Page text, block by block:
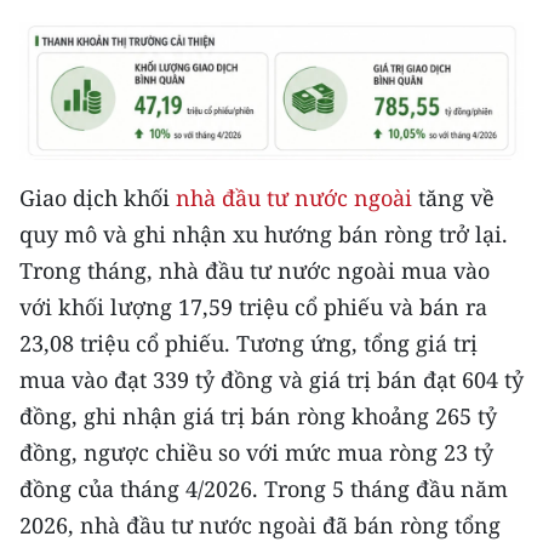
MỘT SẢN PHẨM
RADIO
MEDIA CENTER
E-Magazine
Video
Media Chính trị
Media Kinh tế
Media Văn hóa
Media Xã hội
Giao dịch khối nhà đầu tư nước ngoài tăng về
quy mô và ghi nhận xu hướng bán ròng trở lại.
Trong tháng, nhà đầu tư nước ngoài mua vào
với khối lượng 17,59 triệu cổ phiếu và bán ra
23,08 triệu cổ phiếu. Tương ứng, tổng giá trị
mua vào đạt 339 tỷ đồng và giá trị bán đạt 604 tỷ
đồng, ghi nhận giá trị bán ròng khoảng 265 tỷ
đồng, ngược chiều so với mức mua ròng 23 tỷ
đồng của tháng 4/2026. Trong 5 tháng đầu năm
2026, nhà đầu tư nước ngoài đã bán ròng tổng